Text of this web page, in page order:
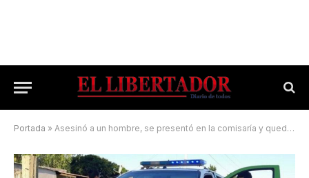
Portada » Asesinó a un hombre, se presentó en la comisaría y quedó tras las rejas